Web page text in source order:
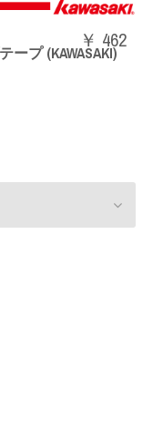
プ (KAWASAKI)
￥ 462